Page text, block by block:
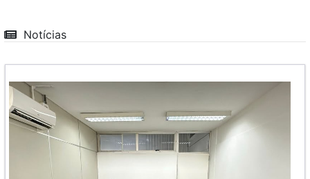
Notícias